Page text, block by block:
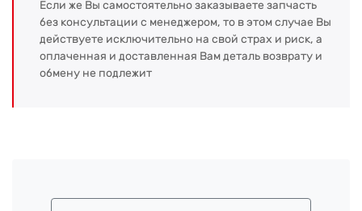
Если же Вы самостоятельно заказываете запчасть
без консультации с менеджером, то в этом случае Вы
действуете исключительно на свой страх и риск, а
оплаченная и доставленная Вам деталь возврату и
обмену не подлежит